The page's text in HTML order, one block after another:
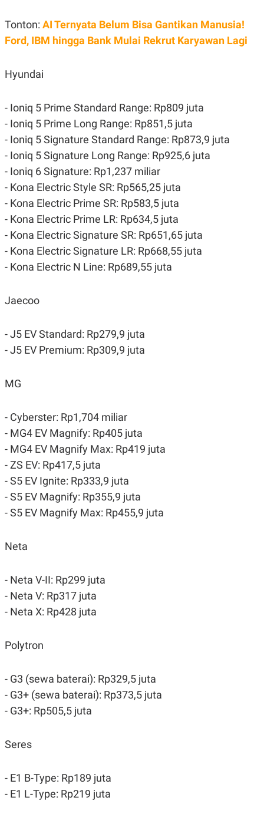
Tonton: AI Ternyata Belum Bisa Gantikan Manusia!
Ford, IBM hingga Bank Mulai Rekrut Karyawan Lagi
Hyundai
- Ioniq 5 Prime Standard Range: Rp809 juta
- Ioniq 5 Prime Long Range: Rp851,5 juta
- Ioniq 5 Signature Standard Range: Rp873,9 juta
- Ioniq 5 Signature Long Range: Rp925,6 juta
- Ioniq 6 Signature: Rp1,237 miliar
- Kona Electric Style SR: Rp565,25 juta
- Kona Electric Prime SR: Rp583,5 juta
- Kona Electric Prime LR: Rp634,5 juta
- Kona Electric Signature SR: Rp651,65 juta
- Kona Electric Signature LR: Rp668,55 juta
- Kona Electric N Line: Rp689,55 juta
Jaecoo
- J5 EV Standard: Rp279,9 juta
- J5 EV Premium: Rp309,9 juta
MG
- Cyberster: Rp1,704 miliar
- MG4 EV Magnify: Rp405 juta
- MG4 EV Magnify Max: Rp419 juta
- ZS EV: Rp417,5 juta
- S5 EV Ignite: Rp333,9 juta
- S5 EV Magnify: Rp355,9 juta
- S5 EV Magnify Max: Rp455,9 juta
Neta
- Neta V-II: Rp299 juta
- Neta V: Rp317 juta
- Neta X: Rp428 juta
Polytron
- G3 (sewa baterai): Rp329,5 juta
- G3+ (sewa baterai): Rp373,5 juta
- G3+: Rp505,5 juta
Seres
- E1 B-Type: Rp189 juta
- E1 L-Type: Rp219 juta